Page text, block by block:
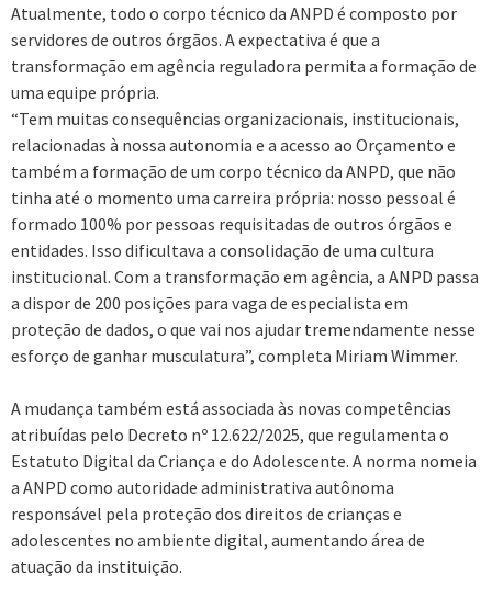
Atualmente, todo o corpo técnico da ANPD é composto por
servidores de outros órgãos. A expectativa é que a
transformação em agência reguladora permita a formação de
uma equipe própria.
“Tem muitas consequências organizacionais, institucionais,
relacionadas à nossa autonomia e a acesso ao Orçamento e
também a formação de um corpo técnico da ANPD, que não
tinha até o momento uma carreira própria: nosso pessoal é
formado 100% por pessoas requisitadas de outros órgãos e
entidades. Isso dificultava a consolidação de uma cultura
institucional. Com a transformação em agência, a ANPD passa
a dispor de 200 posições para vaga de especialista em
proteção de dados, o que vai nos ajudar tremendamente nesse
esforço de ganhar musculatura”, completa Miriam Wimmer.
A mudança também está associada às novas competências
atribuídas pelo Decreto nº 12.622/2025, que regulamenta o
Estatuto Digital da Criança e do Adolescente. A norma nomeia
a ANPD como autoridade administrativa autônoma
responsável pela proteção dos direitos de crianças e
adolescentes no ambiente digital, aumentando área de
atuação da instituição.